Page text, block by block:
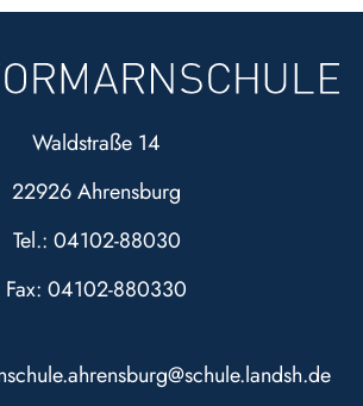
Waldstraße 14
22926 Ahrensburg
Tel.: 04102-88030
Fax: 04102-880330